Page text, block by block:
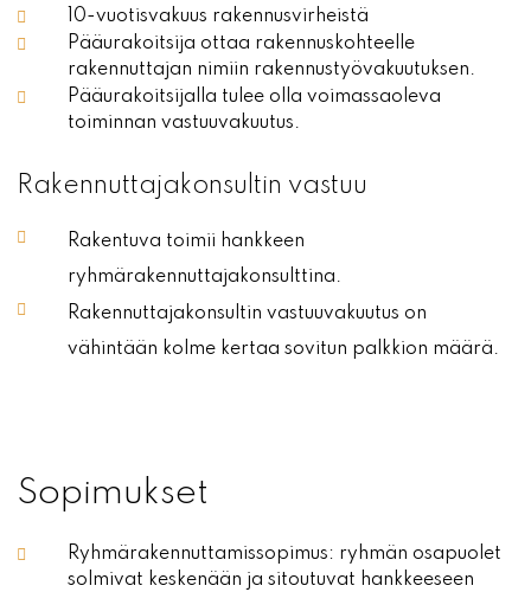
10-vuotisvakuus rakennusvirheistä
Pääurakoitsija ottaa rakennuskohteelle
rakennuttajan nimiin rakennustyövakuutuksen.
Pääurakoitsijalla tulee olla voimassaoleva
toiminnan vastuuvakuutus.
Rakennuttajakonsultin vastuu
Rakentuva toimii hankkeen
ryhmärakennuttajakonsulttina.
Rakennuttajakonsultin vastuuvakuutus on
vähintään kolme kertaa sovitun palkkion määrä.
Sopimukset
Ryhmärakennuttamissopimus: ryhmän osapuolet
solmivat keskenään ja sitoutuvat hankkeeseen